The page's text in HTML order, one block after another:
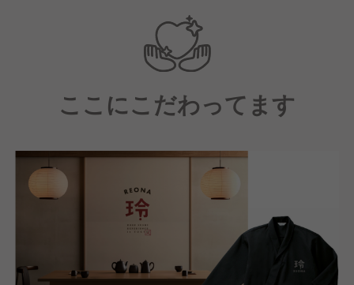
一店舗目の立ち上げを成功させた後には、新店舗や海
外展開といった挑戦的なプロジェクトに取り組むチャ
ンスがあります。失敗を恐れずに成長し、共に新しい
価値を創造していく環境を提供します。
バーとしてサポートします。
メンバー全員が自由に意見を言い合える環境
代表の鈴木は、「お互いを尊重し合い、助け合うチー
ム作り」を信念とし、メンバー全員が自由に意見をも
って、店づくりができる環境を目指しています。
私たちは、伝統的な鮨文化を尊重しながらも、それに
縛られることなく、新しいアプローチでお客様を驚か
せたいと考えています。「こんな鮨屋、見たことがな
い」と思われるような挑戦的なアイデアを積極的に実
現し、スタッフ一人ひとりが自分の可能性を最大限に
発揮できる場を作り、新たな鮨文化のスタンダードを
築くことを目指しています。
ここにこだわってます